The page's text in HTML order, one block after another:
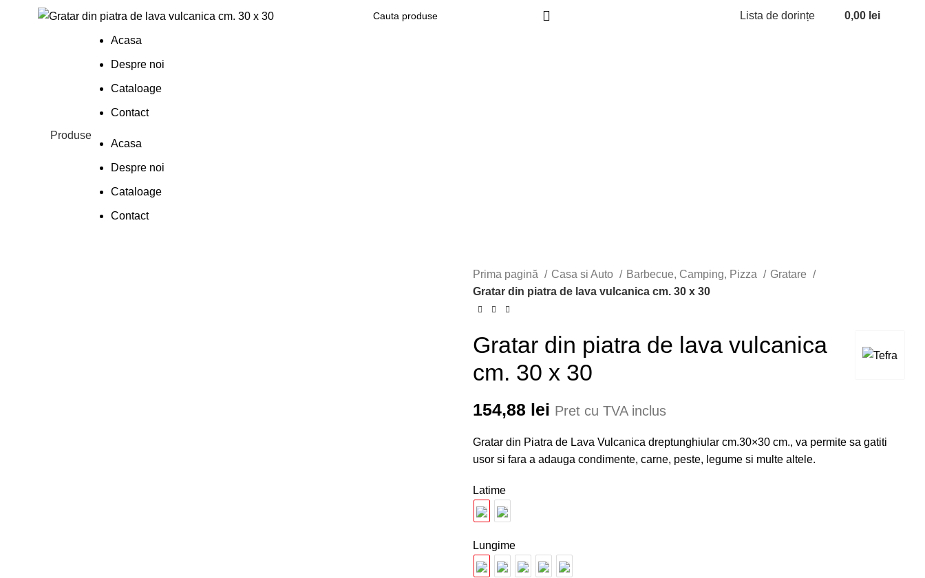
Lista de dorințe 0,00 lei
Produse
Acasa
Despre noi
Cataloage
Contact
Acasa
Despre noi
Cataloage
Contact
Prima pagină Casa si Auto Barbecue, Camping, Pizza
Gratare
Gratar din piatra de lava vulcanica cm. 30 x 30
Gratar din piatra de lava vulcanica
cm. 30 x 30
154,88 lei Pret cu TVA inclus
Gratar din Piatra de Lava Vulcanica dreptunghiular cm.30×30 cm., va permite sa gatiti
usor si fara a adauga condimente, carne, peste, legume si multe altele.
Latime
Lungime